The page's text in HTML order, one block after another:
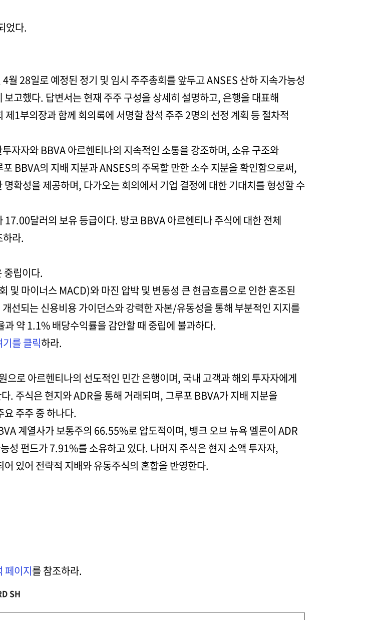
었다.
28일로 예정된 정기 및 임시 주주총회를 앞두고 ANSES 산하 지속가능성
고했다. 답변서는 현재 주주 구성을 상세히 설명하고, 은행을 대표해
1부의장과 함께 회의록에 서명할 참석 주주 2명의 선정 계획 등 절차적
자자와 BBVA 아르헨티나의 지속적인 소통을 강조하며, 소유 구조와
BBVA의 지배 지분과 ANSES의 주목할 만한 소수 지분을 확인함으로써,
확성을 제공하며, 다가오는 회의에서 기업 결정에 대한 기대치를 형성할 수
17.00달러의 보유 등급이다. 방코 BBVA 아르헨티나 주식에 대한 전체
하라.
중립이다.
및 마이너스 MACD)와 마진 압박 및 변동성 큰 현금흐름으로 인한 혼조된
선되는 신용비용 가이던스와 강력한 자본/유동성을 통해 부분적인 지지를
약 1.1% 배당수익률을 감안할 때 중립에 불과하다.
기를 클릭하라.
로 아르헨티나의 선도적인 민간 은행이며, 국내 고객과 해외 투자자에게
. 주식은 현지와 ADR을 통해 거래되며, 그루포 BBVA가 지배 지분을
주주 중 하나다.
계열사가 보통주의 66.55%로 압도적이며, 뱅크 오브 뉴욕 멜론이 ADR
성 펀드가 7.91%를 소유하고 있다. 나머지 주식은 현지 소액 투자자,
있어 전략적 지배와 유동주식의 혼합을 반영한다.
페이지를 참조하라.
SH